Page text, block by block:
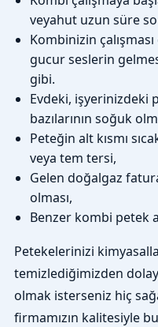
veyahut uzun süre
Kombinizin
gucur seslerin
gibi.
Evdeki, işyerinizdeki
bazılarının soğuk
Peteğin alt kısmı
veya tem tersi,
Gelen doğalgaz
olması,
Benzer kombi petek
Petekelerinizi
temizlediğimizden
olmak isterseniz hiç
firmamızın kalitesiyle